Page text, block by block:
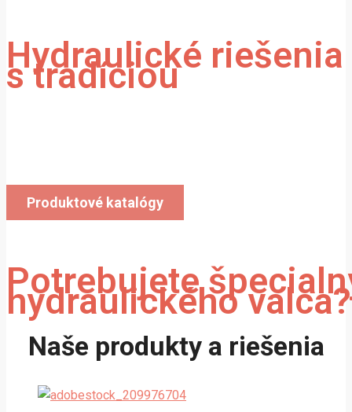
Hydraulické riešenia
s tradíciou
Produktové katalógy
Potrebujete
hydraulického valca?
Vyrábame atypické hydraulické
valce na objednávku.
Naše produkty a riešenia